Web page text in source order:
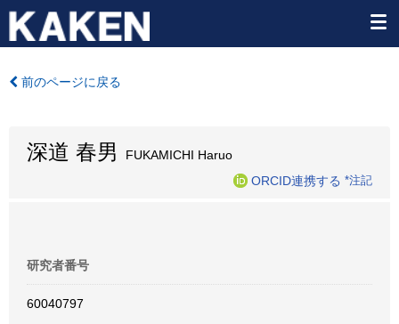
前のページに戻る
深道 春男
FUKAMICHI Haruo
ORCID連携する *注記
研究者番号
60040797